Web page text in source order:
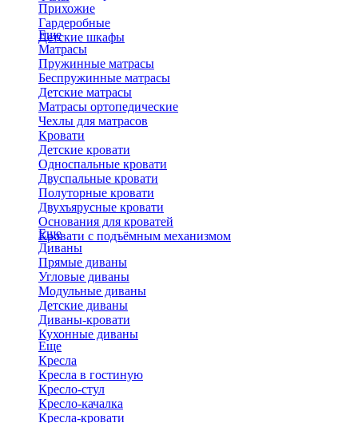
Прихожие
Гардеробные
Детские шкафы
Еще
Матрасы
Пружинные матрасы
Беспружинные матрасы
Детские матрасы
Матрасы ортопедические
Чехлы для матрасов
Кровати
Детские кровати
Односпальные кровати
Двуспальные кровати
Полуторные кровати
Двухъярусные кровати
Основания для кроватей
Кровати с подъёмным механизмом
Еще
Диваны
Прямые диваны
Угловые диваны
Модульные диваны
Детские диваны
Диваны-кровати
Кухонные диваны
Еще
Кресла
Кресла в гостиную
Кресло-стул
Кресло-качалка
Кресла-кровати